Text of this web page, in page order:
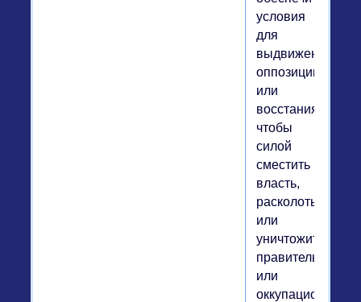
условия
для
выдвижения
оппозиции
или
восстания,
чтобы
силой
сместить
власть,
расколоть
или
уничтожить
правительство
или
оккупационную